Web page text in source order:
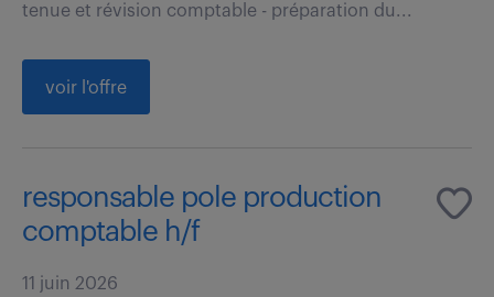
tenue et révision comptable - préparation du...
voir l'offre
responsable pole production
comptable h/f
11 juin 2026